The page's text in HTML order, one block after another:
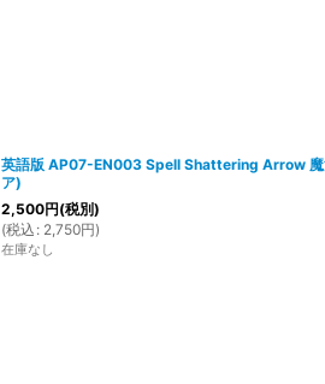
英語版 AP07-EN003 Spell Shattering Arrow 魔
ア)
2,500円(税別)
(税込 : 2,750円)
在庫なし